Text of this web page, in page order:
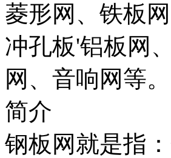
菱形网、铁板
冲孔板'铝板网
网、音响网等。
简介
钢板网就是指